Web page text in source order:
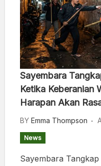
Sayembara
Ketika Keberanian
Harapan Akan
BY Emma Thompson
News
Sayembara